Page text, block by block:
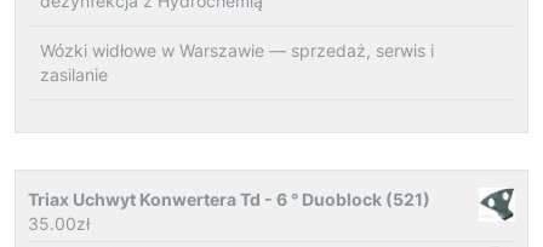
Wózki widłowe w Warszawie — sprzedaż, serwis i
zasilanie
Triax Uchwyt Konwertera Td - 6 ° Duoblock (521)
35.00zł